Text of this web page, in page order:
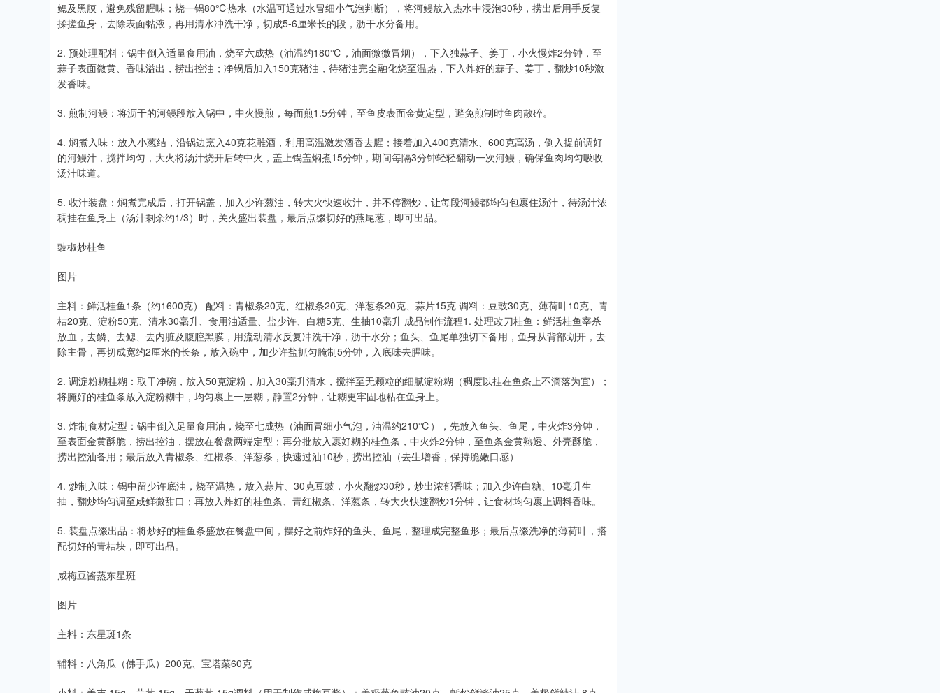
鳃及黑膜，避免残留腥味；烧一锅80℃热水（水温可通过水冒细小气泡判断），将河鳗放入热水中浸泡30秒，捞出后用手反复
揉搓鱼身，去除表面黏液，再用清水冲洗干净，切成5-6厘米长的段，沥干水分备用。
2. 预处理配料：锅中倒入适量食用油，烧至六成热（油温约180℃，油面微微冒烟），下入独蒜子、姜丁，小火慢炸2分钟，至
蒜子表面微黄、香味溢出，捞出控油；净锅后加入150克猪油，待猪油完全融化烧至温热，下入炸好的蒜子、姜丁，翻炒10秒激
发香味。
3. 煎制河鳗：将沥干的河鳗段放入锅中，中火慢煎，每面煎1.5分钟，至鱼皮表面金黄定型，避免煎制时鱼肉散碎。
4. 焖煮入味：放入小葱结，沿锅边烹入40克花雕酒，利用高温激发酒香去腥；接着加入400克清水、600克高汤，倒入提前调好
的河鳗汁，搅拌均匀，大火将汤汁烧开后转中火，盖上锅盖焖煮15分钟，期间每隔3分钟轻轻翻动一次河鳗，确保鱼肉均匀吸收
汤汁味道。
5. 收汁装盘：焖煮完成后，打开锅盖，加入少许葱油，转大火快速收汁，并不停翻炒，让每段河鳗都均匀包裹住汤汁，待汤汁浓
稠挂在鱼身上（汤汁剩余约1/3）时，关火盛出装盘，最后点缀切好的燕尾葱，即可出品。
豉椒炒桂鱼
图片
主料：鲜活桂鱼1条（约1600克） 配料：青椒条20克、红椒条20克、洋葱条20克、蒜片15克 调料：豆豉30克、薄荷叶10克、青
桔20克、淀粉50克、清水30毫升、食用油适量、盐少许、白糖5克、生抽10毫升 成品制作流程1. 处理改刀桂鱼：鲜活桂鱼宰杀
放血，去鳞、去鳃、去内脏及腹腔黑膜，用流动清水反复冲洗干净，沥干水分；鱼头、鱼尾单独切下备用，鱼身从背部划开，去
除主骨，再切成宽约2厘米的长条，放入碗中，加少许盐抓匀腌制5分钟，入底味去腥味。
2. 调淀粉糊挂糊：取干净碗，放入50克淀粉，加入30毫升清水，搅拌至无颗粒的细腻淀粉糊（稠度以挂在鱼条上不滴落为宜）；
将腌好的桂鱼条放入淀粉糊中，均匀裹上一层糊，静置2分钟，让糊更牢固地粘在鱼身上。
3. 炸制食材定型：锅中倒入足量食用油，烧至七成热（油面冒细小气泡，油温约210℃），先放入鱼头、鱼尾，中火炸3分钟，
至表面金黄酥脆，捞出控油，摆放在餐盘两端定型；再分批放入裹好糊的桂鱼条，中火炸2分钟，至鱼条金黄熟透、外壳酥脆，
捞出控油备用；最后放入青椒条、红椒条、洋葱条，快速过油10秒，捞出控油（去生增香，保持脆嫩口感）
4. 炒制入味：锅中留少许底油，烧至温热，放入蒜片、30克豆豉，小火翻炒30秒，炒出浓郁香味；加入少许白糖、10毫升生
抽，翻炒均匀调至咸鲜微甜口；再放入炸好的桂鱼条、青红椒条、洋葱条，转大火快速翻炒1分钟，让食材均匀裹上调料香味。
5. 装盘点缀出品：将炒好的桂鱼条盛放在餐盘中间，摆好之前炸好的鱼头、鱼尾，整理成完整鱼形；最后点缀洗净的薄荷叶，搭
配切好的青桔块，即可出品。
咸梅豆酱蒸东星斑
图片
主料：东星斑1条
辅料：八角瓜（佛手瓜）200克、宝塔菜60克